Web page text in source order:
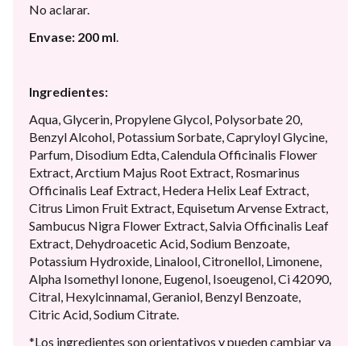
No aclarar.
Envase: 200 ml
Ingredientes:
Aqua, Glycerin, Propylene Glycol, Polysorbate 20,
Benzyl Alcohol, Potassium Sorbate, Capryloyl Glycine,
Parfum, Disodium Edta, Calendula Officinalis Flower
Extract, Arctium Majus Root Extract, Rosmarinus
Officinalis Leaf Extract, Hedera Helix Leaf Extract,
Citrus Limon Fruit Extract, Equisetum Arvense Extract,
Sambucus Nigra Flower Extract, Salvia Officinalis Leaf
Extract, Dehydroacetic Acid, Sodium Benzoate,
Potassium Hydroxide, Linalool, Citronellol, Limonene,
Alpha Isomethyl Ionone, Eugenol, Isoeugenol, Ci 42090,
Citral, Hexylcinnamal, Geraniol, Benzyl Benzoate,
Citric Acid, Sodium Citrate.
*Los ingredientes son orientativos y pueden cambiar ya